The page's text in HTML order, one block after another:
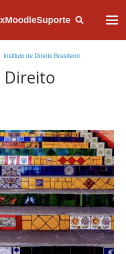
MoodleSuporte
Instituto de Direito Brasileiro